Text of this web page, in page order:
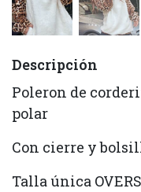
Descripción
Poleron de
polar
Con cierre y
Talla única